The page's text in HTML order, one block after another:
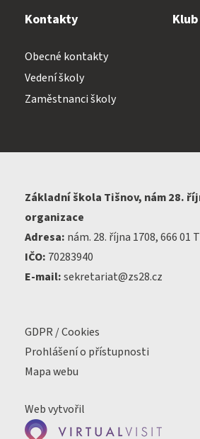
Kontakty
Obecné kontakty
Vedení školy
Zaměstnanci školy
Základní škola Tišnov, nám 28.
organizace
Adresa: nám. 28. října 1708, 666 01
IČO: 70283940
E-mail:sekretariat@zs28.cz
GDPR / Cookies
Prohlášení o přístupnosti
Mapa webu
Web vytvořil